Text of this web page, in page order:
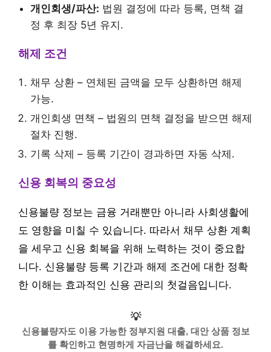
개인회생/파산: 법원 결정에 따라 등록, 면책 결
정 후 최장 5년 유지.
해제 조건
채무 상환 – 연체된 금액을 모두 상환하면 해제
가능.
개인회생 면책 – 법원의 면책 결정을 받으면 해제
절차 진행.
기록 삭제 – 등록 기간이 경과하면 자동 삭제.
신용 회복의 중요성
신용불량 정보는 금융 거래뿐만 아니라 사회생활에
도 영향을 미칠 수 있습니다. 따라서 채무 상환 계획
을 세우고 신용 회복을 위해 노력하는 것이 중요합
니다. 신용불량 등록 기간과 해제 조건에 대한 정확
한 이해는 효과적인 신용 관리의 첫걸음입니다.
💡
신용불량자도 이용 가능한 정부지원 대출, 대안 상품 정보
를 확인하고 현명하게 자금난을 해결하세요.